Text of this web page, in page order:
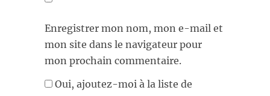
Enregistrer mon nom, mon e-mail et
mon site dans le navigateur pour
mon prochain commentaire.
Oui, ajoutez-moi à la liste de